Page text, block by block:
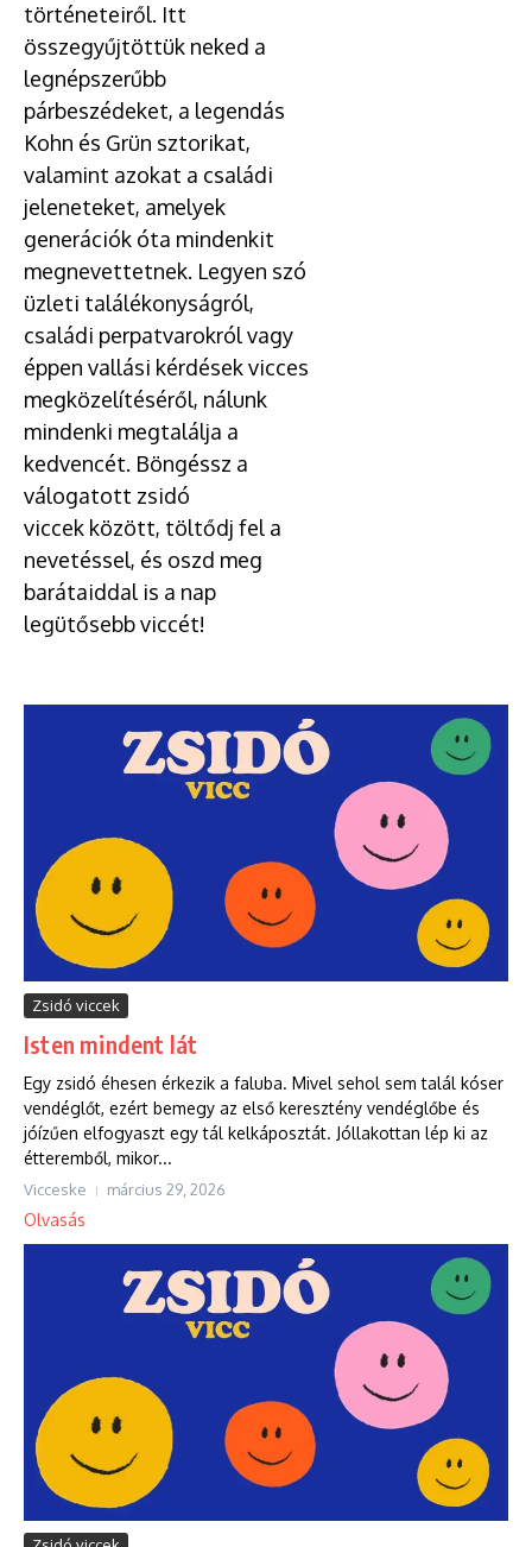
történeteiről. Itt
összegyűjtöttük neked a
legnépszerűbb
párbeszédeket, a legendás
Kohn és Grün sztorikat,
valamint azokat a családi
jeleneteket, amelyek
generációk óta mindenkit
megnevettetnek. Legyen szó
üzleti találékonyságról,
családi perpatvarokról vagy
éppen vallási kérdések vicces
megközelítéséről, nálunk
mindenki megtalálja a
kedvencét. Böngéssz a
válogatott zsidó
viccek között, töltődj fel a
nevetéssel, és oszd meg
barátaiddal is a nap
legütősebb viccét!
Zsidó viccek
Isten mindent lát
Egy zsidó éhesen érkezik a faluba. Mivel sehol sem talál kóser
vendéglőt, ezért bemegy az első keresztény vendéglőbe és
jóízűen elfogyaszt egy tál kelkáposztát. Jóllakottan lép ki az
étteremből, mikor...
Vicceske március 29, 2026
Olvasás